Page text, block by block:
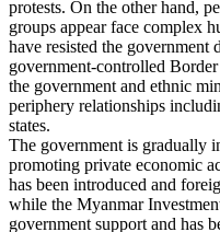
protests. On the other hand,
groups appear face complex
have resisted the
government-controlled
the government and ethnic
periphery relationships
states.
The government is gradually
promoting private economic
has been introduced and
while the Myanmar
government support and has